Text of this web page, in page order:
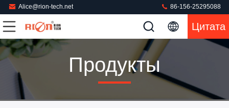
Alice@rion-tech.net 86-156-25295088
Цитата
Продукты